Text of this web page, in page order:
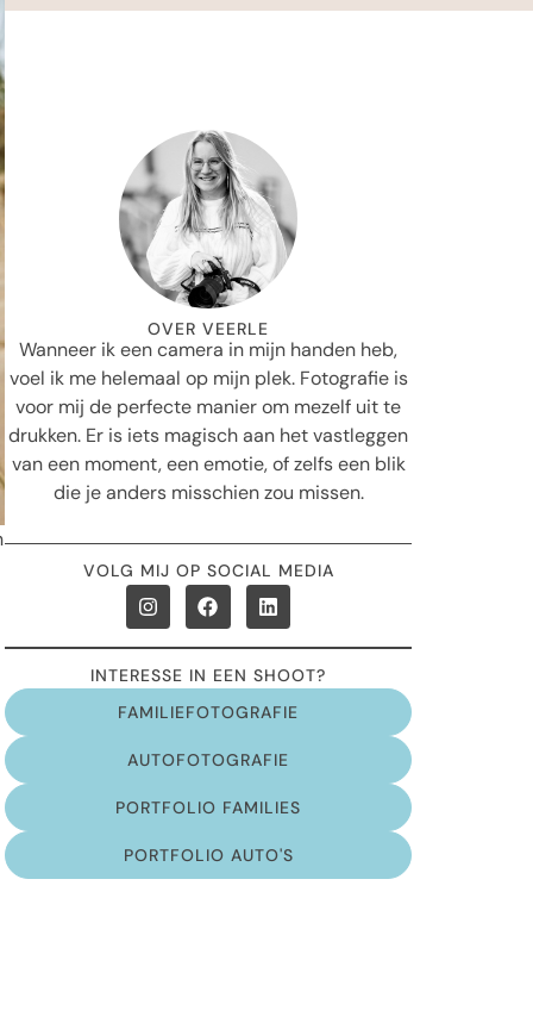
OVER VEERLE
Wanneer ik een camera in mijn handen heb,
voel ik me helemaal op mijn plek. Fotografie is
voor mij de perfecte manier om mezelf uit te
drukken. Er is iets magisch aan het vastleggen
van een moment, een emotie, of zelfs een blik
die je anders misschien zou missen.
VOLG MIJ OP SOCIAL MEDIA
INTERESSE IN EEN SHOOT?
FAMILIEFOTOGRAFIE
AUTOFOTOGRAFIE
PORTFOLIO FAMILIES
PORTFOLIO AUTO'S